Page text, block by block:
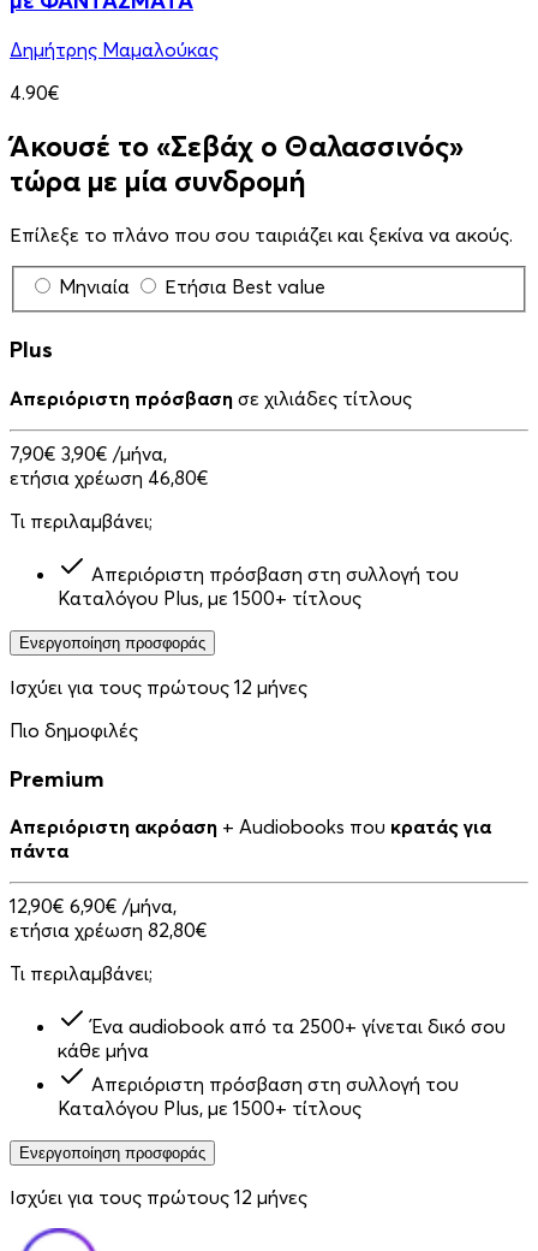
Δημήτρης Μαμαλούκας
4.90€
Άκουσέ το «Σεβάχ ο Θαλασσινός»
τώρα με μία συνδρομή
Επίλεξε το πλάνο που σου ταιριάζει και ξεκίνα να ακούς.
Μηνιαία Ετήσια Best value
Plus
Απεριόριστη πρόσβαση σε χιλιάδες τίτλους
7,90€ 3,90€ /μήνα,
ετήσια χρέωση 46,80€
Τι περιλαμβάνει;
Απεριόριστη πρόσβαση στη συλλογή του
Καταλόγου Plus, με 1500+ τίτλους
Ενεργοποίηση προσφοράς
Ισχύει για τους πρώτους 12 μήνες
Πιο δημοφιλές
Premium
Απεριόριστη ακρόαση + Audiobooks που κρατάς για
πάντα
12,90€ 6,90€ /μήνα,
ετήσια χρέωση 82,80€
Τι περιλαμβάνει;
Ένα audiobook από τα 2500+ γίνεται δικό σου
κάθε μήνα
Απεριόριστη πρόσβαση στη συλλογή του
Καταλόγου Plus, με 1500+ τίτλους
Ενεργοποίηση προσφοράς
Ισχύει για τους πρώτους 12 μήνες